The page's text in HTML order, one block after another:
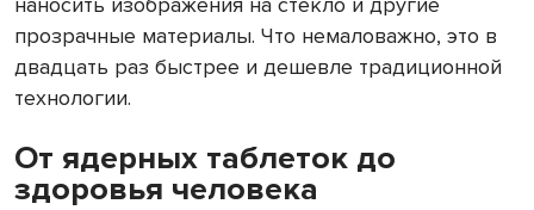
прозрачные материалы. Что немаловажно, это в
двадцать раз быстрее и дешевле традиционной
технологии.
От ядерных таблеток до
здоровья человека